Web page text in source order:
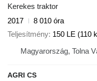
Kerekes traktor
2017
8 010 óra
Teljesítmény 150 LE (110
Magyarország, Tolna
AGRI CS